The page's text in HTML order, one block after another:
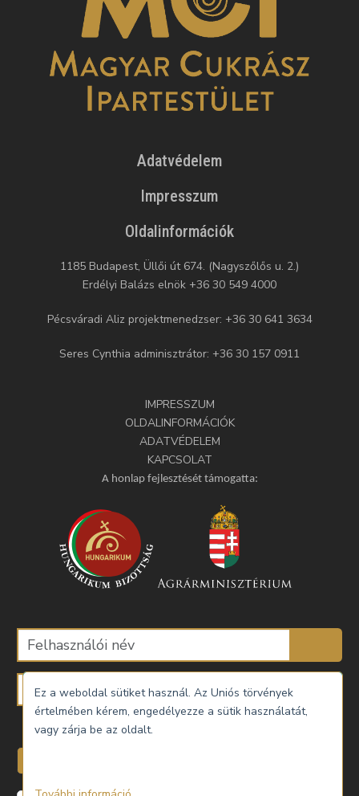
Adatvédelem
Impresszum
Oldalinformációk
1185 Budapest, Üllői út 674. (Nagyszőlős u. 2.)
Erdélyi Balázs elnök +36 30 549 4000
Pécsváradi Aliz projektmenedzser: +36 30 641 3634
Seres Cynthia adminisztrátor: +36 30 157 0911
IMPRESSZUM
OLDALINFORMÁCIÓK
ADATVÉDELEM
KAPCSOLAT
A honlap fejlesztését támogatta:
Emlékezzen rám
Ez a weboldal sütiket használ. Az Uniós törvények
értelmében kérem, engedélyezze a sütik használatát,
vagy zárja be az oldalt.